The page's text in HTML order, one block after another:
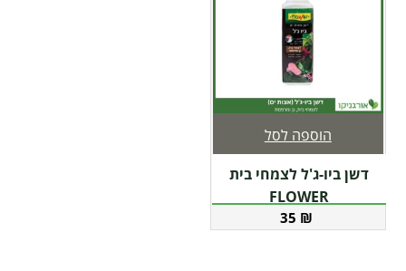
דשן ביו-ג'ל לצמחי בית
FLOWER
35 ₪
הוספה לסל